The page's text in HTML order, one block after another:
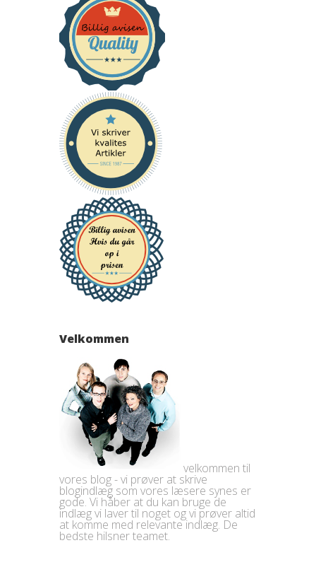
Velkommen
velkommen til
vores blog - vi prøver at skrive
blogindlæg som vores læsere synes er
gode. Vi håber at du kan bruge de
indlæg vi laver til noget og vi prøver altid
at komme med relevante indlæg. De
bedste hilsner teamet.